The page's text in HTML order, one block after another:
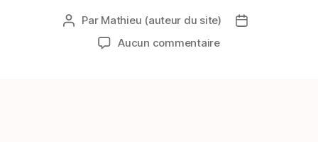
Auteur
l’article
Par Mathieu (auteur du site)
Date
Aucun commentairesur